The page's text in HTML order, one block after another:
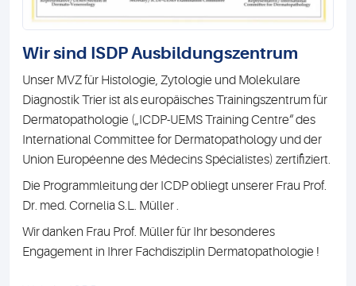
Wir sind ISDP Ausbildungszentrum
Unser MVZ für Histologie, Zytologie und Molekulare
Diagnostik Trier ist als europäisches Trainingszentrum für
Dermatopathologie („ICDP-UEMS Training Centre“ des
International Committee for Dermatopathology und der
Union Européenne des Médecins Spécialistes) zertifiziert.
Die Programmleitung der ICDP obliegt unserer Frau Prof.
Dr. med. Cornelia S.L. Müller .
Wir danken Frau Prof. Müller für Ihr besonderes
Engagement in Ihrer Fachdisziplin Dermatopathologie !